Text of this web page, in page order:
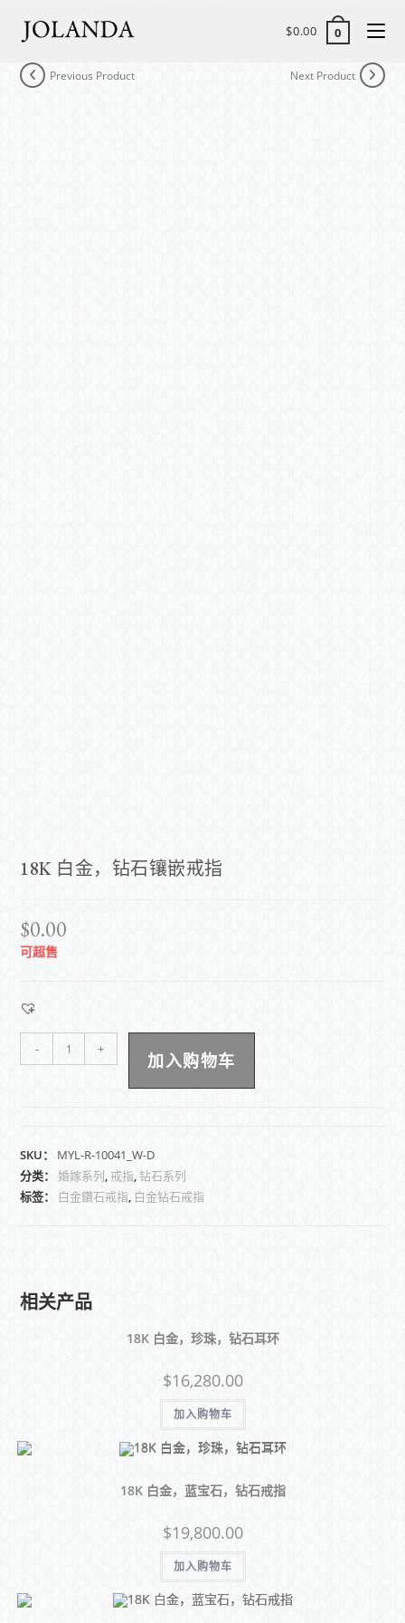
$0.00 0
Previous Product Next Product
18K 白金，钻石镶嵌戒指
$0.00
可超售
- +
加入购物车
SKU： MYL-R-10041_W-D
分类： 婚嫁系列 , 戒指,钻石系列
标签： 白金鑽石戒指, 白金钻石戒指
相关产品
18K 白金，珍珠，钻石耳环
$16,280.00
加入购物车
18K 白金，蓝宝石，钻石戒指
$19,800.00
加入购物车